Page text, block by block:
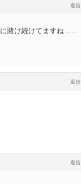
返信
賭け続けてますね……
返信
返信